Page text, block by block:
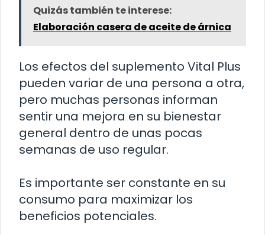
Quizás también te interese:
Elaboración casera de aceite de árnica
Los efectos del suplemento Vital Plus
pueden variar de una persona a otra,
pero muchas personas informan
sentir una mejora en su bienestar
general dentro de unas pocas
semanas de uso regular.
Es importante ser constante en su
consumo para maximizar los
beneficios potenciales.